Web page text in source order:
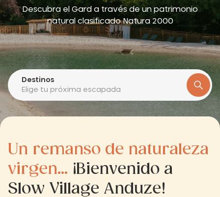
Descubra el Gard a través de un patrimonio
natural clasificado Natura 2000
Destinos
Elige tu próxima escapada
Un remanso de naturaleza
virgen... ¡Bienvenido a
Slow Village Anduze!